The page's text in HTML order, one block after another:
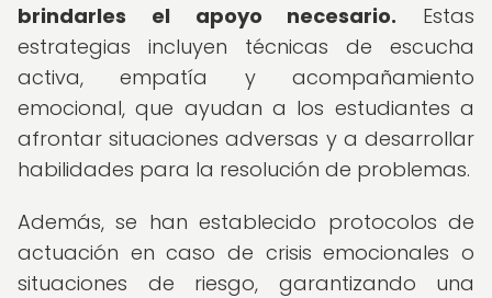
brindarles el apoyo necesario. Estas
estrategias incluyen técnicas de escucha
activa, empatía y acompañamiento
emocional, que ayudan a los estudiantes a
afrontar situaciones adversas y a desarrollar
habilidades para la resolución de problemas.
Además, se han establecido protocolos de
actuación en caso de crisis emocionales o
situaciones de riesgo, garantizando una